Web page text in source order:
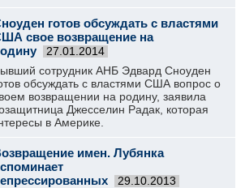
готов обсуждать с властями
свое возвращение на
27.01.2014
сотрудник АНБ Эдвард Сноуден
обсуждать с властями США вопрос о
возвращении на родину, заявила
Джесселин Радак, которая
в Америке.
имен. Лубянка
29.10.2013